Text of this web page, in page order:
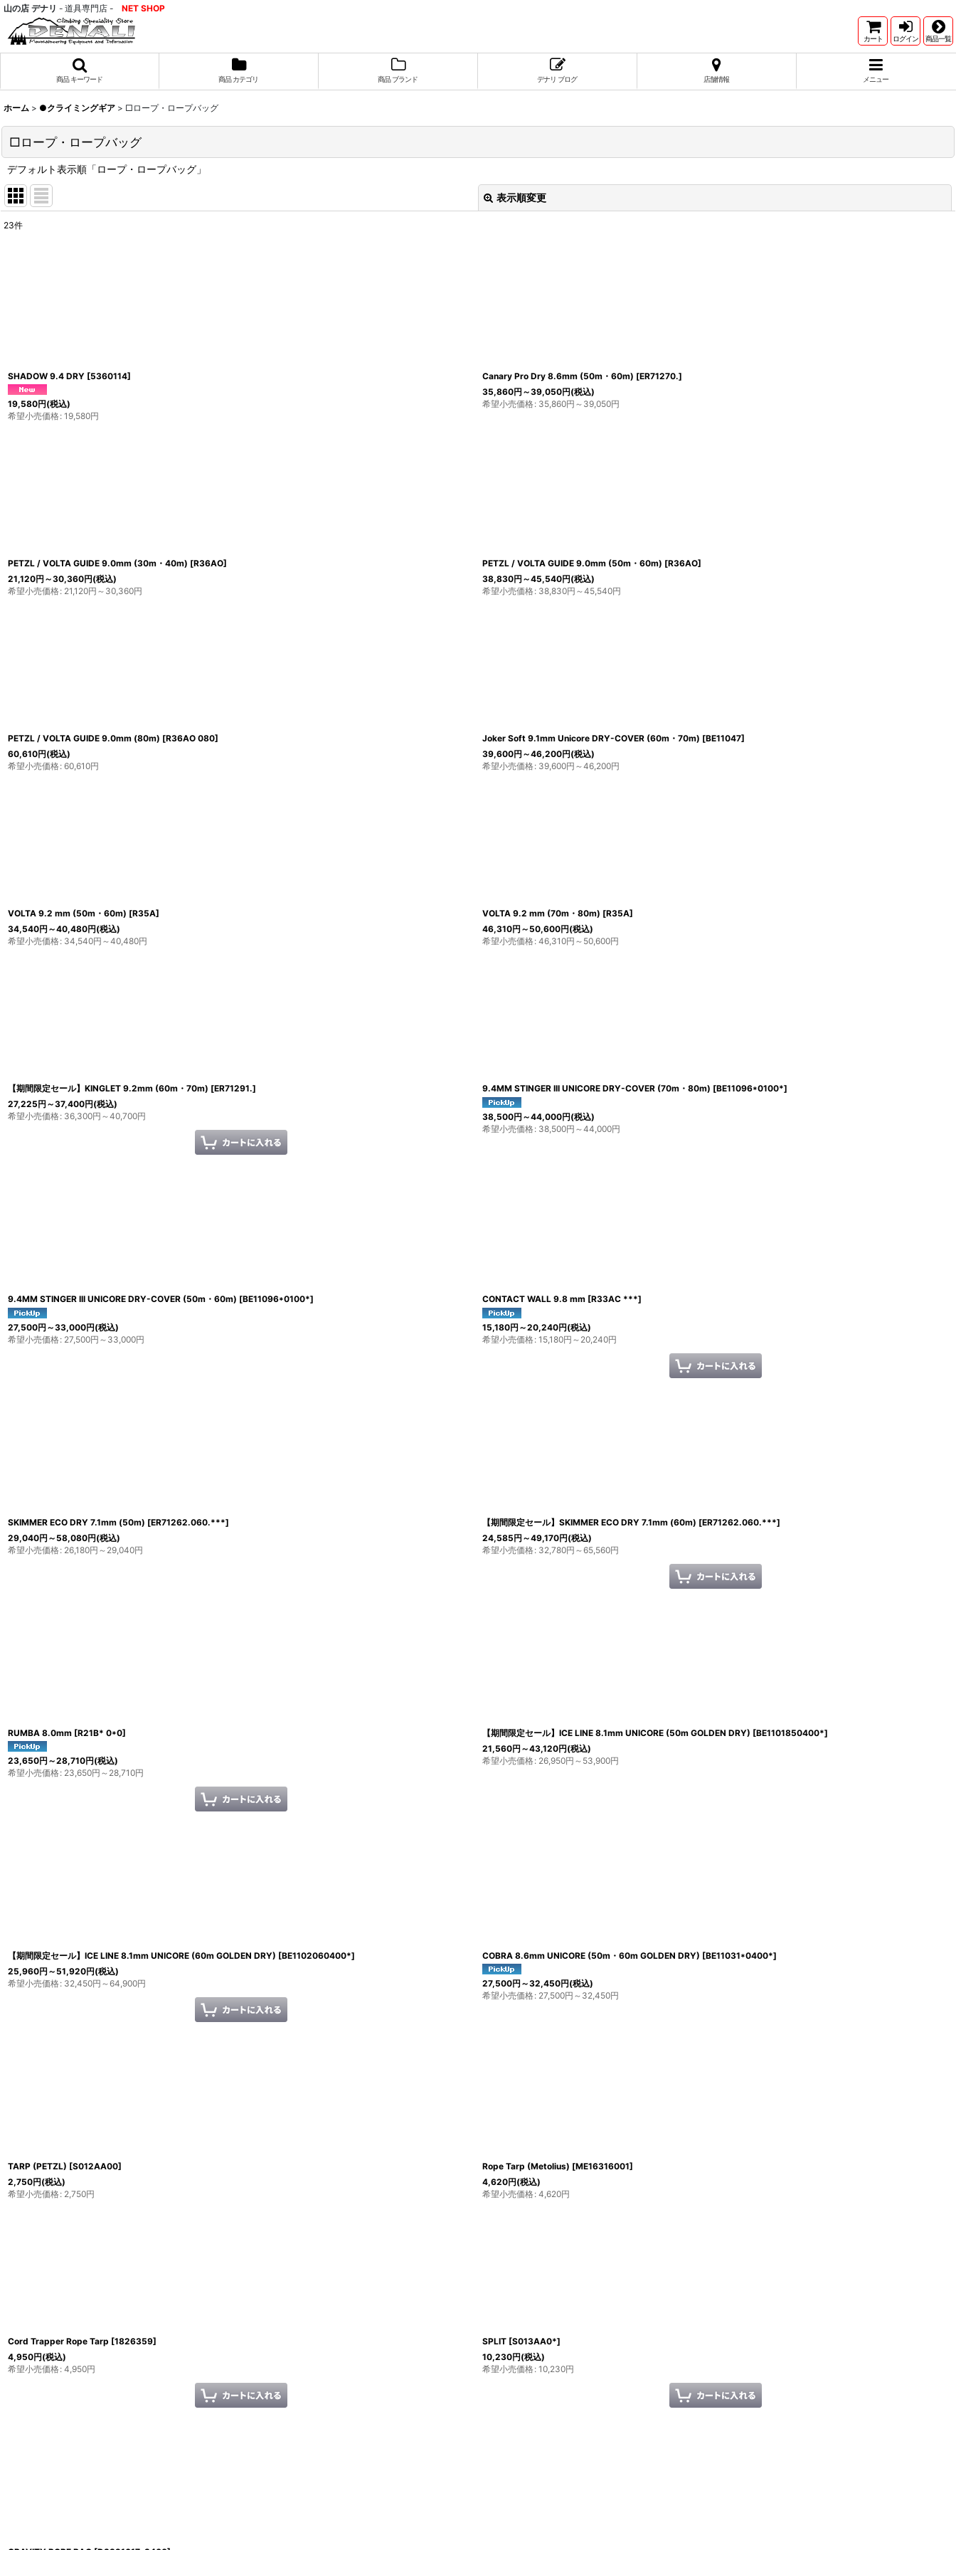
山の店 デナリ - 道具専門店 - NET SHOP
カート ログイン 商品一覧
商品 キーワード 商品 カテゴリ 商品 ブランド デナリ ブログ 店舗情報 メニュー
ホーム > ●クライミングギア > □ロープ・ロープバッグ
□ロープ・ロープバッグ
デフォルト表示順「ロープ・ロープバッグ」
表示順変更
23件
SHADOW 9.4 DRY [5360114]
19,580円(税込)
希望小売価格: 19,580円
Canary Pro Dry 8.6mm (50m・60m) [ER71270.]
35,860円 ～39,050円(税込)
希望小売価格: 35,860円 ～39,050円
PETZL / VOLTA GUIDE 9.0mm (30m・40m) [R36AO]
21,120円 ～30,360円(税込)
希望小売価格: 21,120円 ～30,360円
PETZL / VOLTA GUIDE 9.0mm (50m・60m) [R36AO]
38,830円 ～45,540円(税込)
希望小売価格: 38,830円 ～45,540円
PETZL / VOLTA GUIDE 9.0mm (80m) [R36AO 080]
60,610円(税込)
希望小売価格: 60,610円
Joker Soft 9.1mm Unicore DRY-COVER (60m・70m) [BE11047]
39,600円 ～46,200円(税込)
希望小売価格: 39,600円 ～46,200円
VOLTA 9.2 mm (50m・60m) [R35A]
34,540円 ～40,480円(税込)
希望小売価格: 34,540円 ～40,480円
VOLTA 9.2 mm (70m・80m) [R35A]
46,310円 ～50,600円(税込)
希望小売価格: 46,310円 ～50,600円
【期間限定セール】KINGLET 9.2mm (60m・70m) [ER71291.]
27,225円 ～37,400円(税込)
希望小売価格: 36,300円 ～40,700円
9.4MM STINGER III UNICORE DRY-COVER (70m・80m) [BE11096*0100*]
38,500円 ～44,000円(税込)
希望小売価格: 38,500円 ～44,000円
9.4MM STINGER III UNICORE DRY-COVER (50m・60m) [BE11096*0100*]
27,500円 ～33,000円(税込)
希望小売価格: 27,500円 ～33,000円
CONTACT WALL 9.8 mm [R33AC ***]
15,180円 ～20,240円(税込)
希望小売価格: 15,180円 ～20,240円
SKIMMER ECO DRY 7.1mm (50m) [ER71262.060.***]
29,040円 ～58,080円(税込)
希望小売価格: 26,180円 ～29,040円
【期間限定セール】SKIMMER ECO DRY 7.1mm (60m) [ER71262.060.***]
24,585円 ～49,170円(税込)
希望小売価格: 32,780円 ～65,560円
RUMBA 8.0mm [R21B* 0*0]
23,650円 ～28,710円(税込)
希望小売価格: 23,650円 ～28,710円
【期間限定セール】ICE LINE 8.1mm UNICORE (50m GOLDEN DRY) [BE1101850400*]
21,560円 ～43,120円(税込)
希望小売価格: 26,950円 ～53,900円
【期間限定セール】ICE LINE 8.1mm UNICORE (60m GOLDEN DRY) [BE1102060400*]
25,960円 ～51,920円(税込)
希望小売価格: 32,450円 ～64,900円
COBRA 8.6mm UNICORE (50m・60m GOLDEN DRY) [BE11031*0400*]
27,500円 ～32,450円(税込)
希望小売価格: 27,500円 ～32,450円
TARP (PETZL) [S012AA00]
2,750円(税込)
希望小売価格: 2,750円
Rope Tarp (Metolius) [ME16316001]
4,620円(税込)
希望小売価格: 4,620円
Cord Trapper Rope Tarp [1826359]
4,950円(税込)
希望小売価格: 4,950円
SPLIT [S013AA0*]
10,230円(税込)
希望小売価格: 10,230円